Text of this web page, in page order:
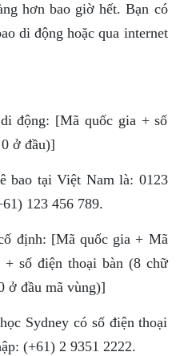
hơn bao giờ hết. Bạn có
di động hoặc qua internet
động: [Mã quốc gia + số
ở đầu)]
bao tại Việt Nam là: 0123
123 456 789.
định: [Mã quốc gia + Mã
số điện thoại bàn (8 chữ
ở đầu mã vùng)]
Sydney có số điện thoại
(+61) 2 9351 2222.